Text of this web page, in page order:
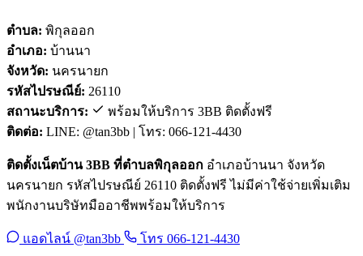
ตำบล: พิกุลออก
อำเภอ: บ้านนา
จังหวัด: นครนายก
รหัสไปรษณีย์: 26110
สถานะบริการ:
พร้อมให้บริการ 3BB ติดตั้งฟรี
ติดต่อ: LINE: @tan3bb | โทร: 066-121-4430
ติดตั้งเน็ตบ้าน 3BB ที่ตำบลพิกุลออก อำเภอบ้านนา จังหวัด
นครนายก รหัสไปรษณีย์ 26110 ติดตั้งฟรี ไม่มีค่าใช้จ่ายเพิ่มเติม
พนักงานบริษัทมืออาชีพพร้อมให้บริการ
แอดไลน์ @tan3bb โทร 066-121-4430